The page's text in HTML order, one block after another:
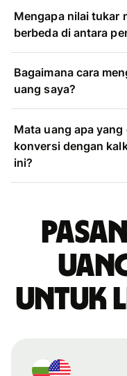
Mengapa nilai tukar
berbeda di antara
Bagaimana cara
uang saya?
Mata uang apa yang
konversi dengan
ini?
untuk